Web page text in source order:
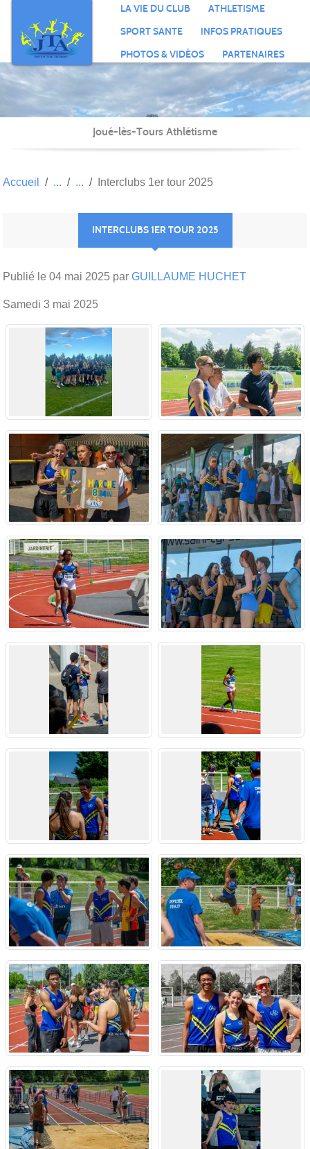
LA VIE DU CLUB
ATHLETISME
SPORT SANTE
INFOS PRATIQUES
PHOTOS & VIDÉOS
PARTENAIRES
Joué-lès-Tours Athlétisme
Accueil Interclubs 1er tour 2025
INTERCLUBS 1ER TOUR 2025
Publié le 04 mai 2025 par GUILLAUME HUCHET
Samedi 3 mai 2025
Panneau de gestion des cookies